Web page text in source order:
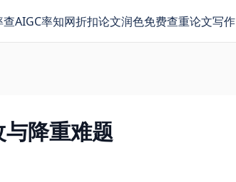
查AIGC率知网折扣论文润色免费查重论文写作
降重难题